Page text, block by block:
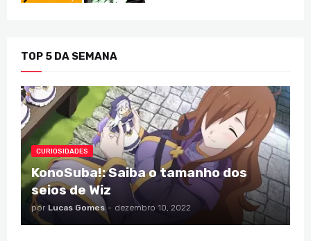
TOP 5 DA SEMANA
CURIOSIDADES
KonoSuba!: Saiba o tamanho dos
seios de Wiz
por Lucas Gomes - dezembro 10, 2022